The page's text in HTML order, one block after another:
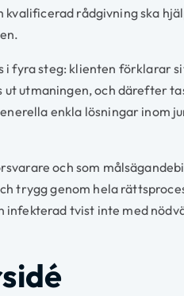
rådgivning ska
fyra steg: klienten förklarar
utmaningen, och därefter
enkla lösningar inom
och som
trygg genom hela
tvist inte med